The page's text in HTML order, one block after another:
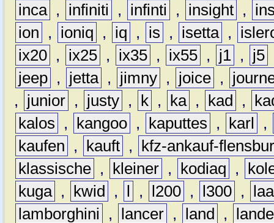
inca , infiniti , infinti , insight ,
ion
, ioniq , iq , is , isetta ,
ix20 , ix25 , ix35 , ix55 , j1 , j5
jeep , jetta , jimny , joice ,
,
junior , justy , k , ka , kad ,
kalos
, kangoo , kaputtes , karl
,
kaufen
, kauft ,
kfz-ankauf-
klassische , kleiner , kodiaq ,
kuga , kwid , l , l200 , l300 ,
lamborghini
, lancer , land ,